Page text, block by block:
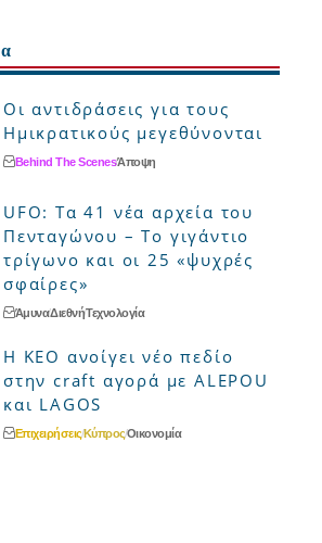
Οι αντιδράσεις για τους
Ημικρατικούς μεγεθύνονται
Behind The ScenesΆποψη
UFO: Τα 41 νέα αρχεία του
Πενταγώνου – Το γιγάντιο
τρίγωνο και οι 25 «ψυχρές
σφαίρες»
ΆμυναΔιεθνήΤεχνολογία
Η ΚΕΟ ανοίγει νέο πεδίο
στην craft αγορά με ALEPOU
και LAGOS
ΕπιχειρήσειςΚύπροςΟικονομία